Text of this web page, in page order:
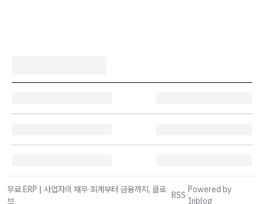
무료 ERP | 사업자의 재무·회계부터 금융까지, 클로
브
RSS·
Powered by
Inblog